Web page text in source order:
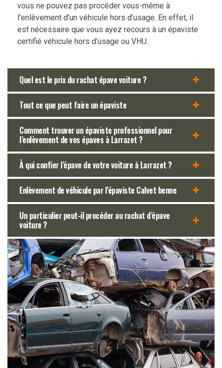
vous ne pouvez pas procéder vous-même à
l’enlèvement d’un véhicule hors d’usage. En effet, il
est nécessaire que vous ayez recours à un épaviste
certifié véhicule hors d’usage ou VHU.
Quel est le prix du rachat épave voiture ?
Tout ce que peut faire un épaviste
Comment trouver un épaviste professionnel pour
l’enlèvement de vos épaves à Larrazet ?
À qui confier l’épave de votre voiture à Larrazet ?
Enlèvement de véhicule par l’épaviste Calvet benne
Un particulier peut-il procéder au rachat d’épave
voiture ?